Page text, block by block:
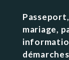
mariage,